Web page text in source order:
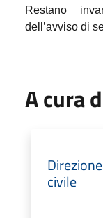
Restano
dell’avviso di
A cura
civile